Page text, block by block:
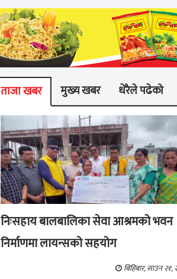
ताजा खबर मुख्य खबर धेरैले पढेको
निःसहाय बालबालिका सेवा आश्रमको भवन
निर्माणमा लायन्सको सहयोग
बिहिबार, साउन २१,